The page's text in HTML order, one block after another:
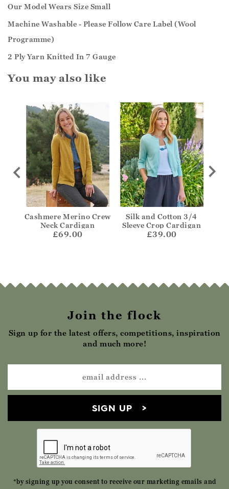
Our Model Wears Size Small
Machine Washable - Please Follow Care Label (Wool
Programme)
2 Ply Yarn Knitted In 7 Gauge
You may also like
Cashmere Merino Crew
Neck Cardigan
£69.00
Silk and Cotton 3/4
Sleeve Crop Cardigan
£39.00
Join the flock
Sign up for the latest offers, competitions, inspiration
and much more!
SIGN UP
*by signing up you consent to receive our marketing emails and